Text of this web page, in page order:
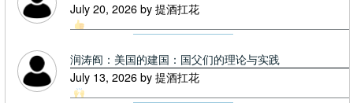
July 20, 2026 by 提酒扛花
润涛阎：美国的建国：国父们的理论与实践
July 13, 2026 by 提酒扛花